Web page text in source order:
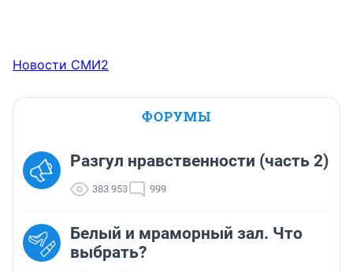
Новости СМИ2
ФОРУМЫ
Разгул нравственности (часть 2)
383 953 999
Белый и мраморный зал. Что
выбрать?